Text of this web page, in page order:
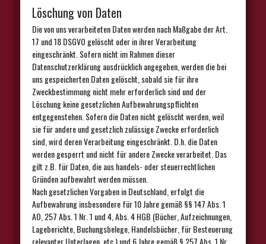
Löschung von Daten
Die von uns verarbeiteten Daten werden nach Maßgabe der Art.
17 und 18 DSGVO gelöscht oder in ihrer Verarbeitung
eingeschränkt. Sofern nicht im Rahmen dieser
Datenschutzerklärung ausdrücklich angegeben, werden die bei
uns gespeicherten Daten gelöscht, sobald sie für ihre
Zweckbestimmung nicht mehr erforderlich sind und der
Löschung keine gesetzlichen Aufbewahrungspflichten
entgegenstehen. Sofern die Daten nicht gelöscht werden, weil
sie für andere und gesetzlich zulässige Zwecke erforderlich
sind, wird deren Verarbeitung eingeschränkt. D.h. die Daten
werden gesperrt und nicht für andere Zwecke verarbeitet. Das
gilt z.B. für Daten, die aus handels- oder steuerrechtlichen
Gründen aufbewahrt werden müssen.
Nach gesetzlichen Vorgaben in Deutschland, erfolgt die
Aufbewahrung insbesondere für 10 Jahre gemäß §§ 147 Abs. 1
AO, 257 Abs. 1 Nr. 1 und 4, Abs. 4 HGB (Bücher, Aufzeichnungen,
Lageberichte, Buchungsbelege, Handelsbücher, für Besteuerung
relevanter Unterlagen, etc.) und 6 Jahre gemäß § 257 Abs. 1 Nr.